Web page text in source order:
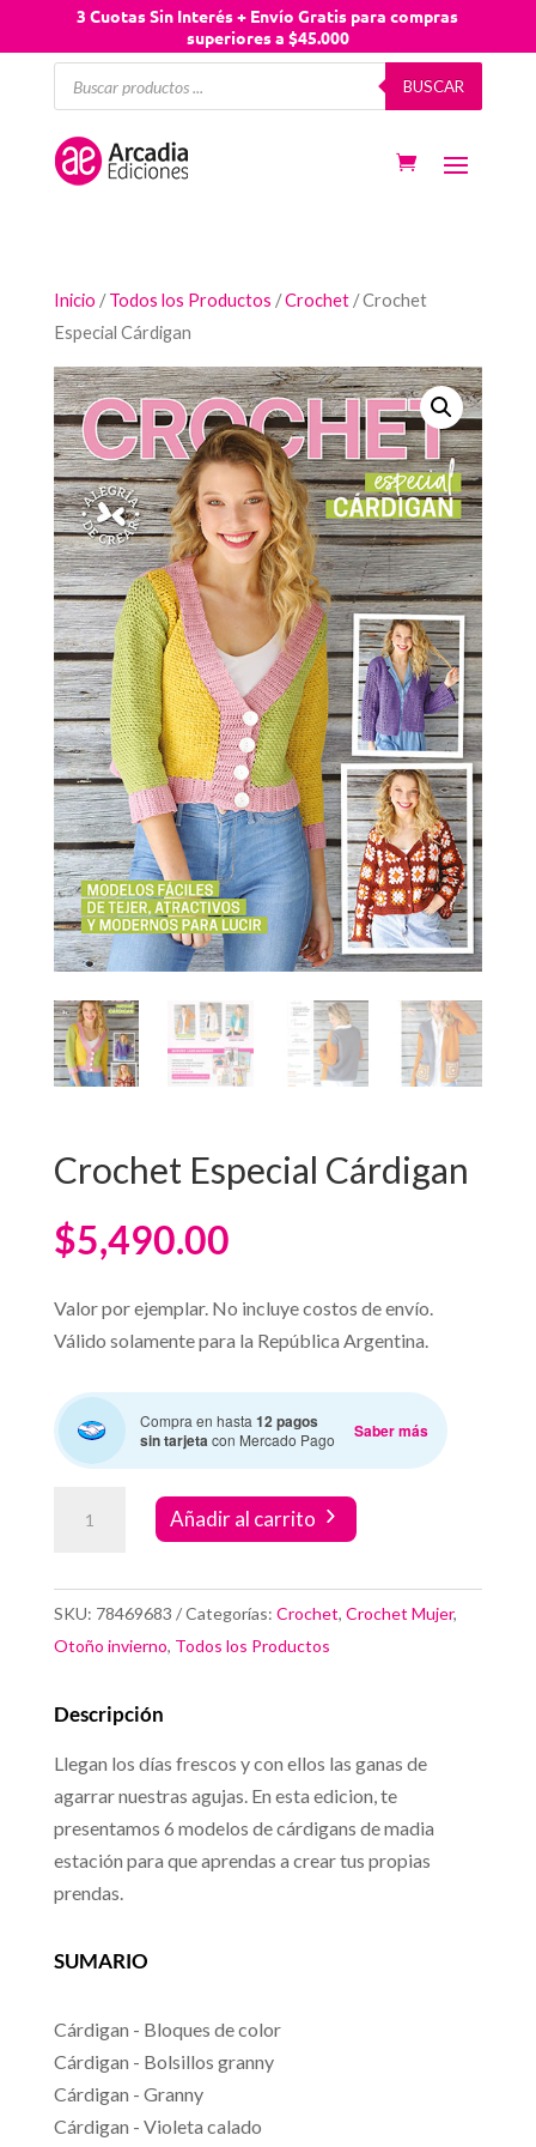
3 Cuotas Sin Interés + Envío Gratis para compras
superiores a $45.000
Búsqueda
productos
BUSCAR
Inicio /Todos los Productos /Crochet/ Crochet
Especial Cárdigan
Crochet Especial Cárdigan
$5,490.00
Valor por ejemplar. No incluye costos de envío.
Válido solamente para la República Argentina.
Compra en hasta12 pagos
sin tarjetacon Mercado Pago Saber más
Especial
Añadir al carrito
SKU: 78469683 Categorías: Crochet, Crochet Mujer,
Otoño invierno, Todos los Productos
Descripción
Llegan los días frescos y con ellos las ganas de
agarrar nuestras agujas. En esta edicion, te
presentamos 6 modelos de cárdigans de madia
estación para que aprendas a crear tus propias
prendas.
SUMARIO
Cárdigan - Bloques de color
Cárdigan - Bolsillos granny
Cárdigan - Granny
Cárdigan - Violeta calado